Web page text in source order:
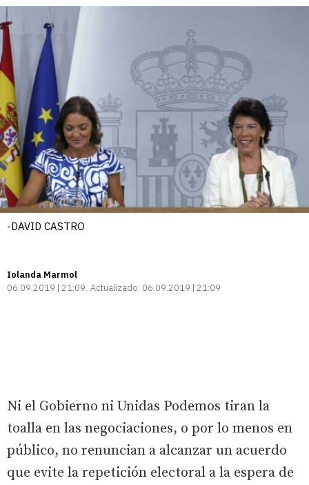
-DAVID CASTRO
Iolanda Marmol
06.09.2019 | 21:09 Actualizado: 06.09.2019 | 21:09
Ni el Gobierno ni Unidas Podemos tiran la
toalla en las negociaciones, o por lo menos en
público, no renuncian a alcanzar un acuerdo
que evite la repetición electoral a la espera de